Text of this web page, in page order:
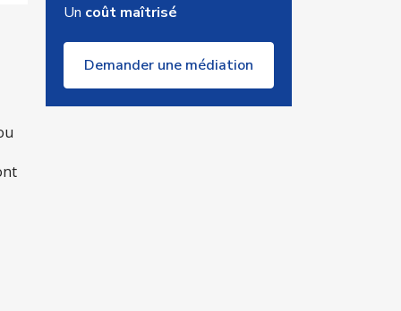
Un coût maîtrisé
Demander une médiation